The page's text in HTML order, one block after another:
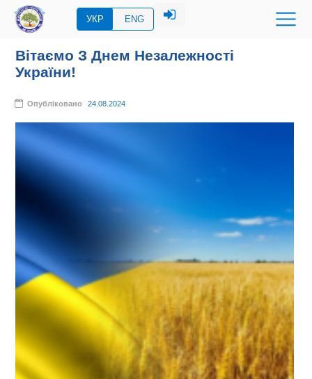
УКР ENG
Вітаємо З Днем Незалежності
України!
Опубліковано 24.08.2024